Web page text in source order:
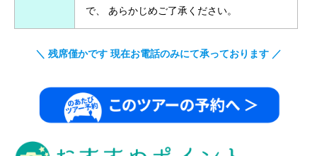
で、 あらかじめご了承ください。
＼ 残席僅かです 現在お電話のみにて承っております ／